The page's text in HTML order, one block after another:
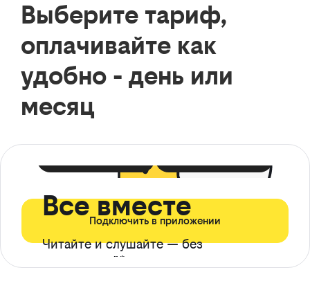
Выберите тариф,
оплачивайте как
удобно - день или
месяц
Все вместе
Читайте и слушайте — без
ограничений*
Подключить в приложении